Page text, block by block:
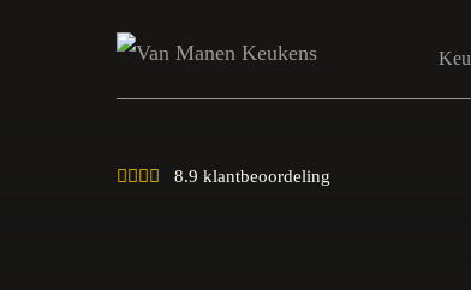
8.9 klantbeoordeling